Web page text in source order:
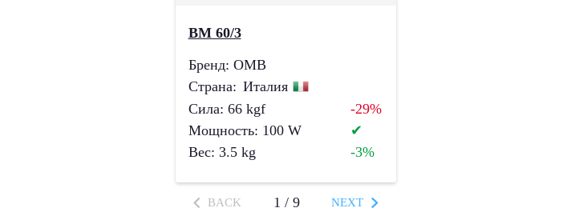
BM 60/3
Бренд: OMB
Страна: Италия
Сила: 66 kgf
-29%
Мощность: 100 W
✔
Вес: 3.5 kg -3%
BACK 1 / 9 NEXT